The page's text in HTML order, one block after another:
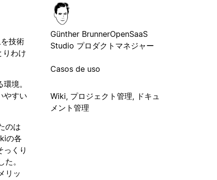
技術
りわけ
境。
やすい
のは
の各
っくり
。
リッ
Günther BrunnerOpenSaaS
Studio プロダクトマネジャー
Casos de uso
Wiki, プロジェクト管理, ドキュ
メント管理